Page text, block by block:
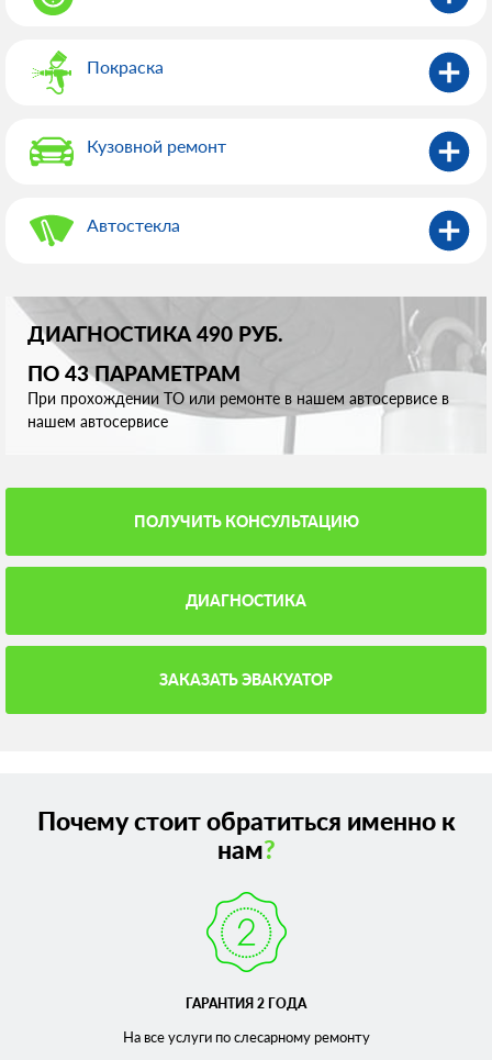
Покраска
Кузовной ремонт
Автостекла
ДИАГНОСТИКА 490 РУБ.
ПО 43 ПАРАМЕТРАМ
При прохождении ТО или ремонте в нашем автосервисе в
нашем автосервисе
ПОЛУЧИТЬ КОНСУЛЬТАЦИЮ
ДИАГНОСТИКА
ЗАКАЗАТЬ ЭВАКУАТОР
Почему стоит обратиться именно к
нам?
ГАРАНТИЯ 2 ГОДА
На все услуги по слесарномуремонту